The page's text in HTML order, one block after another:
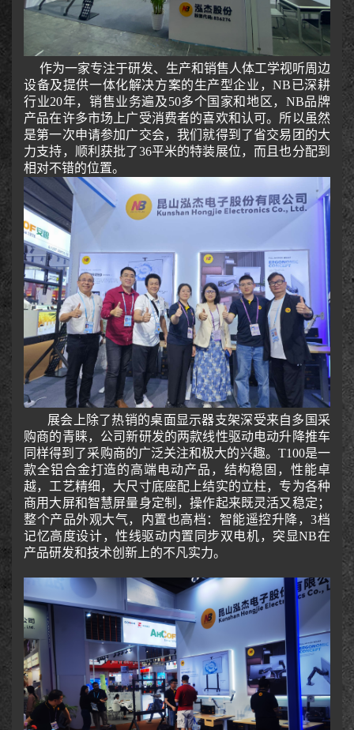
作为一家专注于研发、生产和销售人体工学视听周边
设备及提供一体化解决方案的生产型企业，NB已深耕
行业20年，销售业务遍及50多个国家和地区，NB品牌
产品在许多市场上广受消费者的喜欢和认可。所以虽然
是第一次申请参加广交会，我们就得到了省交易团的大
力支持，顺利获批了36平米的特装展位，而且也分配到
相对不错的位置。
展会上除了热销的桌面显示器支架深受来自多国采
购商的青睐，公司新研发的两款线性驱动电动升降推车
同样得到了采购商的广泛关注和极大的兴趣。 T100是一
款全铝合金打造的高端电动产品，结构稳固，性能卓
越，工艺精细，大尺寸底座配上结实的立柱，专为各种
商用大屏和智慧屏量身定制，操作起来既灵活又稳定；
整个产品外观大气，内置也高档：智能遥控升降，3档
记忆高度设计，性线驱动内置同步双电机，突显NB在
产品研发和技术创新上的不凡实力。